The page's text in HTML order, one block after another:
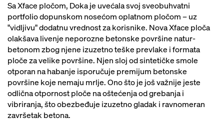
Sa Xface pločom, Doka je uvećala svoj sveobuhvatni
portfolio dopunskom nosećom oplatnom pločom – uz
"vidljivu" dodatnu vrednost za korisnike. Nova Xface ploča
olakšava livenje neporozne betonske površine natur-
betonom zbog njene izuzetno teške prevlake i formata
ploče za velike površine. Njen sloj od sintetičke smole
otporan na habanje isporučuje premijum betonske
površine koje nemaju mrlje. Ono što je još važnije jeste
odlična otpornost ploče na oštećenja od grebanja i
vibriranja, što obezbeđuje izuzetno gladak i ravnomeran
završetak betona.